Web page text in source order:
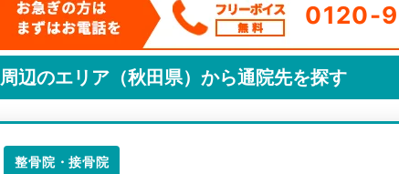
0120-
周辺のエリア（秋田県）から通院先を探す
整骨院・接骨院